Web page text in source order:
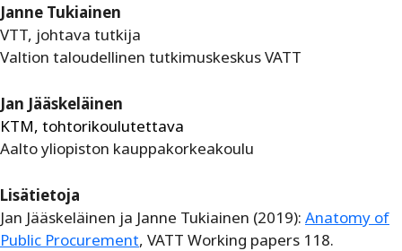
Janne Tukiainen
VTT, johtava tutkija
Valtion taloudellinen tutkimuskeskus VATT
Jan Jääskeläinen
KTM, tohtorikoulutettava
Aalto yliopiston kauppakorkeakoulu
Lisätietoja
Jan Jääskeläinen ja Janne Tukiainen (2019): Anatomy of
Public Procurement, VATT Working papers 118.